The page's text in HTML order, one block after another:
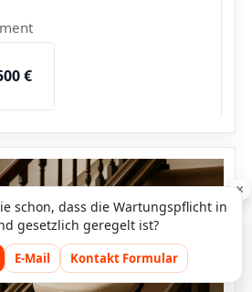
€
×
schon, dass die Wartungspflicht in
gesetzlich geregelt ist?
E-Mail Kontakt Formular